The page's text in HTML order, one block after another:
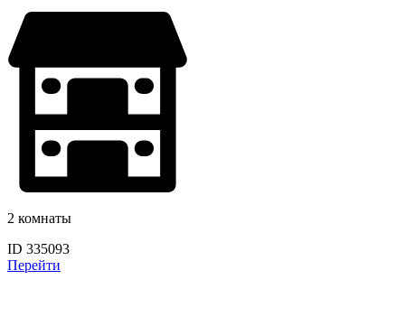
2 комнаты
ID 335093
Перейти